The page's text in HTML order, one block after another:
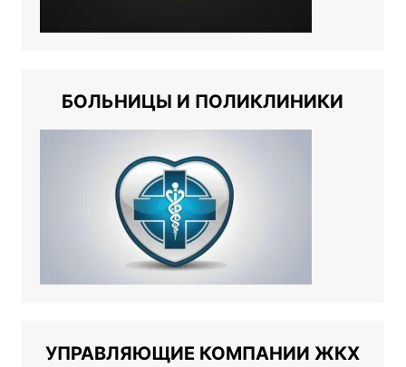
БОЛЬНИЦЫ И ПОЛИКЛИНИКИ
УПРАВЛЯЮЩИЕ КОМПАНИИ ЖКХ